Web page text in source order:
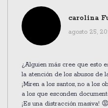
carolina
agosto 25,
¿Alguien más cree que esto
la atención de los abusos de
¡Miren a los santos, no a los
a los que esconden
¡Es una distracción masiva! 😡